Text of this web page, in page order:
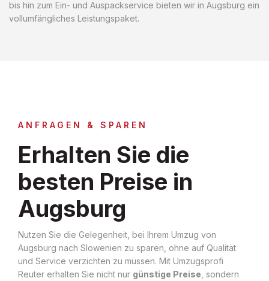
bis hin zum Ein- und Auspackservice bieten wir in Augsburg ein
vollumfängliches Leistungspaket.
ANFRAGEN & SPAREN
Erhalten Sie die
besten Preise in
Augsburg
Nutzen Sie die Gelegenheit, bei Ihrem Umzug von
Augsburg nach Slowenien zu sparen, ohne auf Qualität
und Service verzichten zu müssen. Mit Umzugsprofi
Reuter erhalten Sie nicht nur günstige Preise , sondern